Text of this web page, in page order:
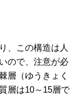
、この構造は人
ので、注意が必
層（ゆうきょく
層は10～15層で